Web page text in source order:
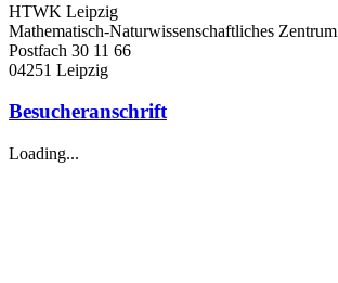
HTWK Leipzig
Mathematisch-Naturwissenschaftliches Zentrum
Postfach 30 11 66
04251 Leipzig
Besucheranschrift
Loading...